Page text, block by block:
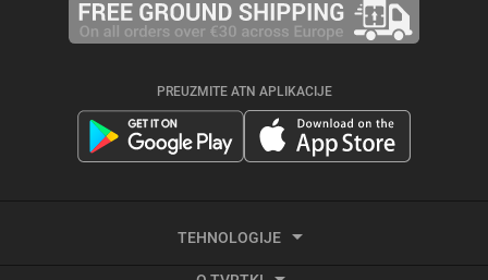
PREUZMITE ATN APLIKACIJE
TEHNOLOGIJE